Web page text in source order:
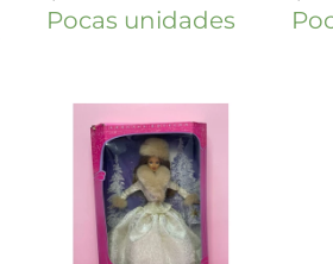
Pocas unidades